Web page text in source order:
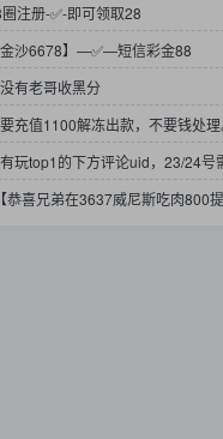
注册-✅-即可领取28
金沙6678】—✅—短信彩金88
有老哥收黑分
充值1100解冻出款，不要钱处理
有玩top1的下方评论uid，23/24号
问人头返现！】
【恭喜兄弟在3637威尼斯吃肉800